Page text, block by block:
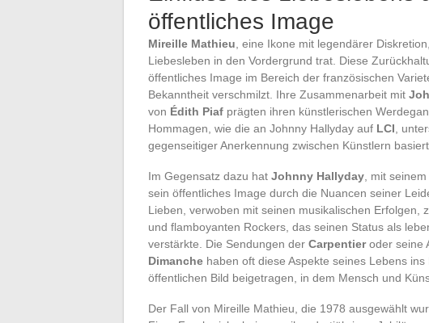
öffentliches Image
Mireille Mathieu , eine Ikone mit legendärer
Liebesleben in den Vordergrund trat. Diese
öffentliches Image im Bereich der französischen
Bekanntheit verschmilzt. Ihre Zusammenarbeit mit
von Édith Piaf prägten ihren künstlerischen
Hommagen, wie die an Johnny Hallyday auf LCI ,
gegenseitiger Anerkennung zwischen Künstlern
Im Gegensatz dazu hat Johnny Hallyday , mit
sein öffentliches Image durch die Nuancen seiner
Lieben, verwoben mit seinen musikalischen Erfolgen,
und flamboyanten Rockers, das seinen Status als
verstärkte. Die Sendungen der Carpentieroder seine
Dimanche haben oft diese Aspekte seines Lebens
öffentlichen Bild beigetragen, in dem Mensch und
Der Fall von Mireille Mathieu, die 1978 ausgewählt